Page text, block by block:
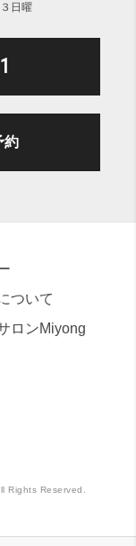
日曜
約
ついて
ロンMiyong
Rights Reserved.